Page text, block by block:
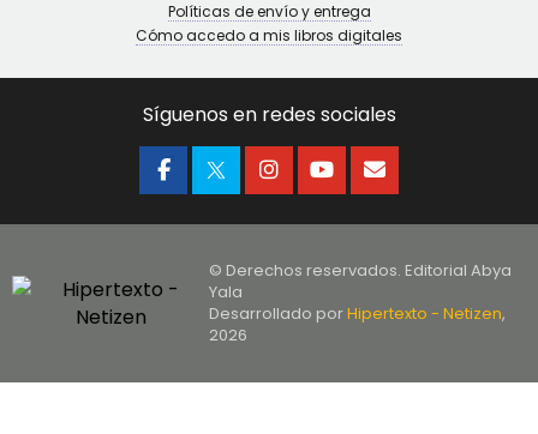
Políticas de envío y entrega
Cómo accedo a mis libros digitales
Síguenos en redes sociales
© Derechos reservados. Editorial Abya
Yala
Desarrollado porHipertexto - Netizen,
2026